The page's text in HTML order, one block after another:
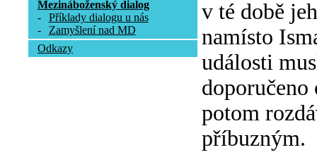
Mezináboženský dialog
-
Příklady dialogu u nás
-
Zamyšlení nad MD
Odkazy
v té době
namísto
události
doporučeno
potom
příbuzným.